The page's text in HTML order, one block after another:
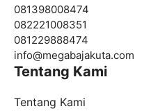
081398008474
082221008351
081229888474
info@megabajakuta.com
Tentang Kami
Tentang Kami